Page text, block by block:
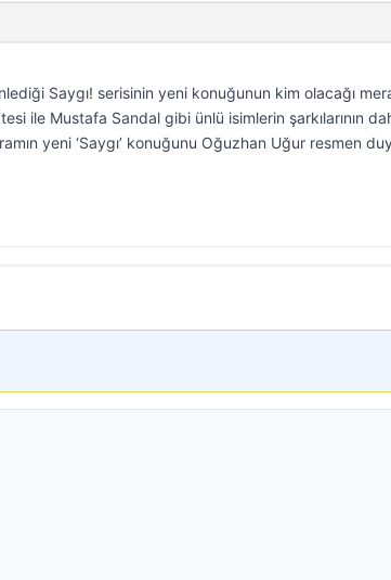
Saygı! serisinin yeni konuğunun kim olacağı
ile Mustafa Sandal gibi ünlü isimlerin şarkılarının
yeni ‘Saygı’ konuğunu Oğuzhan Uğur resmen